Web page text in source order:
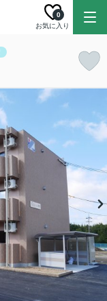
お気に入り
0